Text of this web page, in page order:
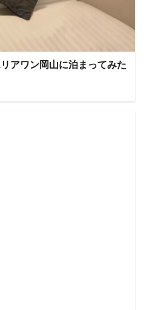
アワン岡山に泊まってみた